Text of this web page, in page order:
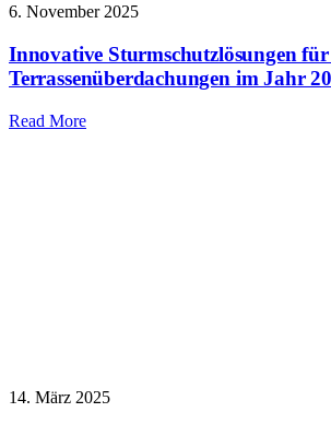
6. November 2025
Innovative Sturmschutzlösungen
Terrassenüberdachungen im Jahr
Read More
14. März 2025